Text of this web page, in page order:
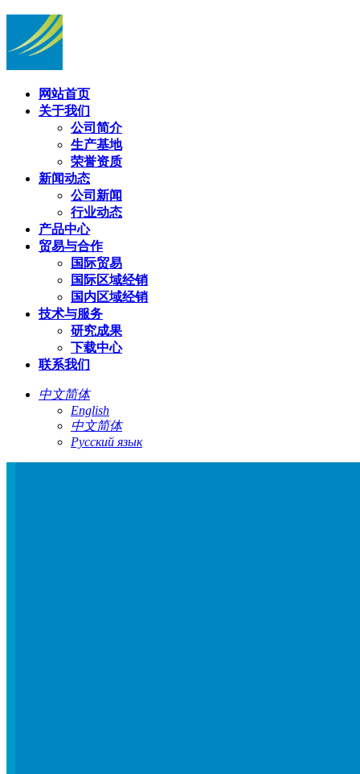
网站首页
关于我们
公司简介
生产基地
荣誉资质
新闻动态
公司新闻
行业动态
产品中心
贸易与合作
国际贸易
国际区域经销
国内区域经销
技术与服务
研究成果
下载中心
联系我们
中文简体
English
中文简体
Русский язык